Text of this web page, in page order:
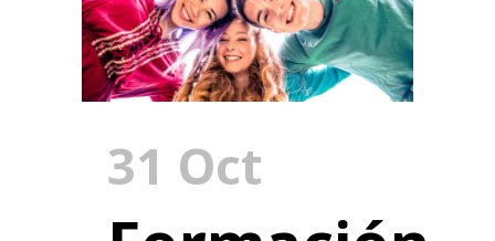
31 Oct